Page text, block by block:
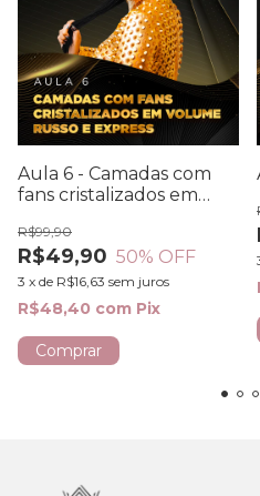
Aula 6 - Camadas com
fans cristalizados em
R$49,90
R$99,90
50% OFF
3 x de R$16,63 sem juros
R$48,40 com Pix